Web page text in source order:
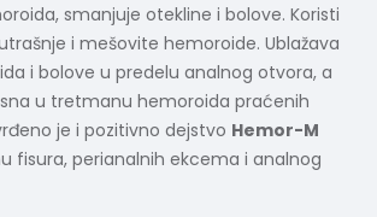
smanjuje otekline i bolove. Koristi
i mešovite hemoroide. Ublažava
i bolove u predelu analnog otvora, a
u tretmanu hemoroida praćenih
je i pozitivno dejstvo Hemor-M
fisura, perianalnih ekcema i analnog